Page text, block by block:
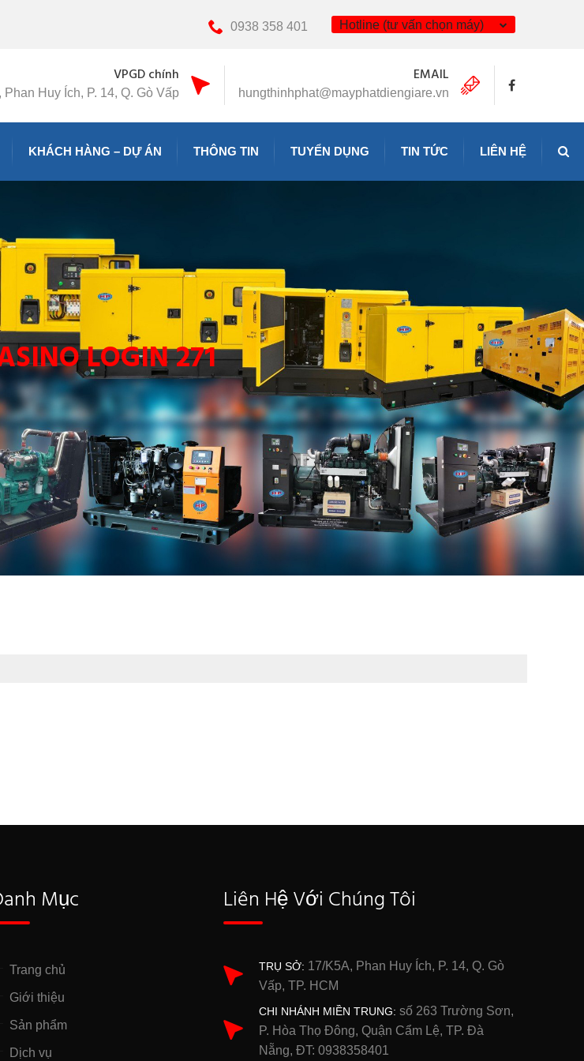
Hotline (tư vấn chọn máy)
0938 358 401
EMAIL
hungthinhphat@mayphatdiengiare.vn
VPGD chính
Phan Huy Ích, P. 14, Q. Gò Vấp
KHÁCH HÀNG – DỰ ÁN THÔNG TIN TUYỂN DỤNG TIN TỨC LIÊN HỆ
LOGIN 271
Mục
Trang chủ
Giới thiệu
Sản phẩm
Dịch vụ
Liên Hệ Với Chúng Tôi
TRỤ SỞ: 17/K5A, Phan Huy Ích, P. 14, Q. Gò
Vấp, TP. HCM
CHI NHÁNH MIỀN TRUNG: số 263 Trường Sơn,
P. Hòa Thọ Đông, Quận Cẩm Lệ, TP. Đà
Nẵng, ĐT: 0938358401